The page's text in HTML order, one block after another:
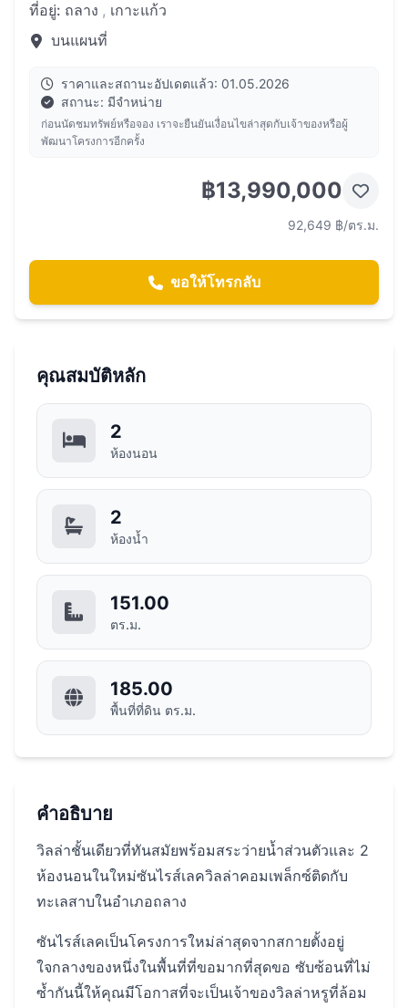
ที่อยู่: ถลาง , เกาะแก้ว
บนแผนที่
ราคาและสถานะอัปเดตแล้ว: 01.05.2026
สถานะ: มีจำหน่าย
ก่อนนัดชมทรัพย์หรือจอง เราจะยืนยันเงื่อนไขล่าสุดกับเจ้าของหรือผู้
พัฒนาโครงการอีกครั้ง
฿13,990,000
92,649 ฿/ตร.ม.
ขอให้โทรกลับ
คุณสมบัติหลัก
2
ห้องนอน
2
ห้องน้ำ
151.00
ตร.ม.
185.00
พื้นที่ที่ดิน ตร.ม.
คำอธิบาย
วิลล่าชั้นเดียวที่ทันสมัยพร้อมสระว่ายน้ำส่วนตัวและ 2
ห้องนอนในใหม่ซันไรส์เลควิลล่าคอมเพล็กซ์ติดกับ
ทะเลสาบในอำเภอถลาง
ซันไรส์เลคเป็นโครงการใหม่ล่าสุดจากสกายตั้งอยู่
ใจกลางของหนึ่งในพื้นที่ที่ขอมากที่สุดขอ ซับซ้อนที่ไม่
ซ้ำกันนี้ให้คุณมีโอกาสที่จะเป็นเจ้าของวิลล่าหรูที่ล้อม